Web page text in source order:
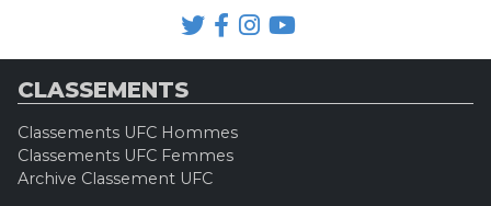
CLASSEMENTS
Classements UFC Hommes
Classements UFC Femmes
Archive Classement UFC